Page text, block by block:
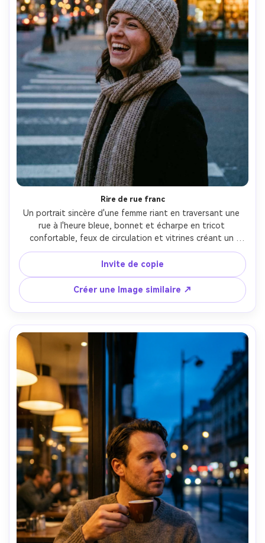
Rire de rue franc
Un portrait sincère d'une femme riant en traversant une
rue à l'heure bleue, bonnet et écharpe en tricot
confortable, feux de circulation et vitrines créant un
bokeh doux, un léger grain pour une ambiance
cinématographique moderne, tourné sur Canon EOS R6,
35mm f/1.4, encadrement en gros plan, expression
naturelle, exposition équilibrée, texture de peau ultra-
réaliste-AR 4:5
Invite de copie
Créer une Image similaire ↗